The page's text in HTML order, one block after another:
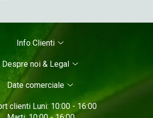
Info Clienti
Despre noi & Legal
Date comerciale
clienti Luni: 10:00 - 16:00